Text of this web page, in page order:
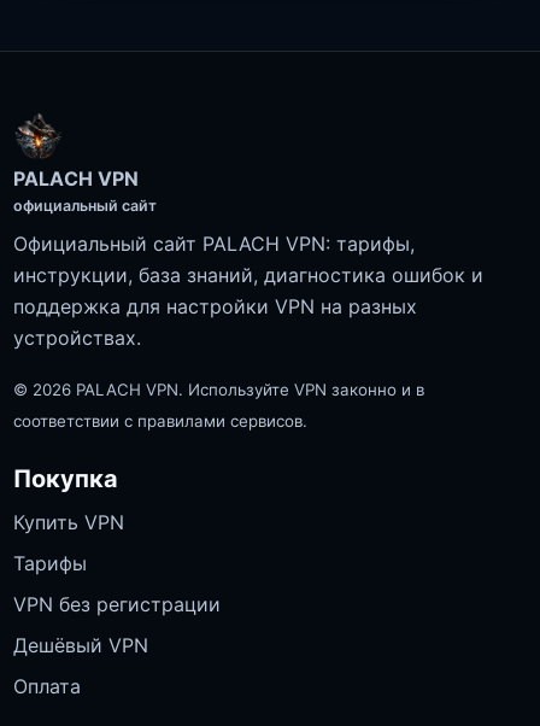
PALACH VPN
официальный сайт
Официальный сайт PALACH VPN: тарифы,
инструкции, база знаний, диагностика ошибок и
поддержка для настройки VPN на разных
устройствах.
© 2026 PALACH VPN. Используйте VPN законно и в
соответствии с правилами сервисов.
Покупка
Купить VPN
Тарифы
VPN без регистрации
Дешёвый VPN
Оплата